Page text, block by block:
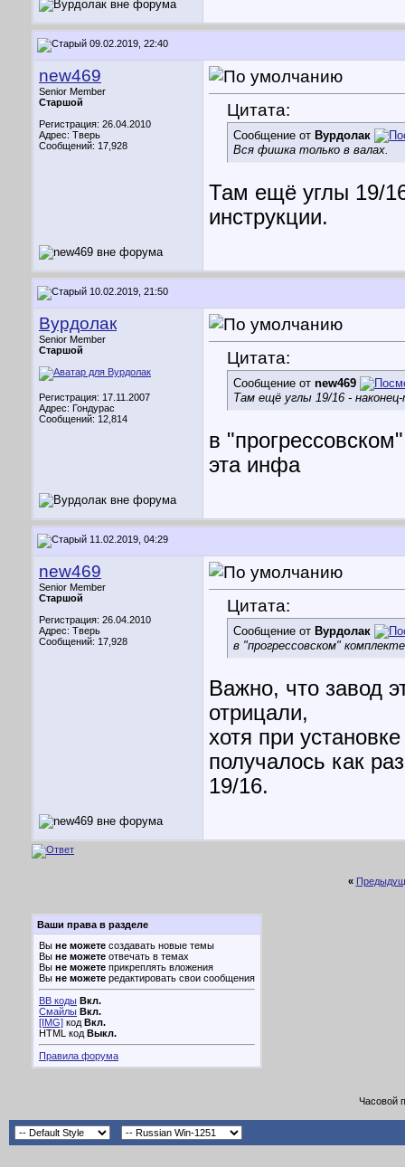
09.02.2019, 22:40
new469
Senior Member
Старшой
Регистрация: 26.04.2010
Адрес: Тверь
Сообщений: 17,928
Цитата:
Сообщение от Вурдолак
Вся фишка только в валах.
Там ещё углы 19/
инструкции.
10.02.2019, 21:50
Вурдолак
Senior Member
Старшой
Регистрация: 17.11.2007
Адрес: Гондурас
Сообщений: 12,814
Цитата:
Сообщение от new469
Там ещё углы 19/16 -
в
эта инфа
11.02.2019, 04:29
new469
Senior Member
Старшой
Регистрация: 26.04.2010
Адрес: Тверь
Сообщений: 17,928
Цитата:
Сообщение от Вурдолак
в "прогрессовском"
Важно, что завод
отрицали,
хотя при
получалось как раз
19/16.
«
Ваши права в разделе
Вы не можете создавать новые темы
Вы не можете отвечать в темах
Вы не можете прикреплять вложения
Вы не можете редактировать свои сообщения
BB коды Вкл.
Смайлы Вкл.
[IMG] код Вкл.
HTML код Выкл.
Правила форума
Часовой